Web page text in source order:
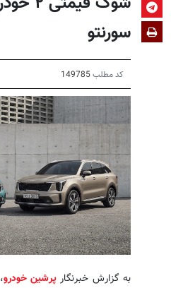
سورنتو
کد مطلب149785
به گزارش خبرنگار پرشین خودرو